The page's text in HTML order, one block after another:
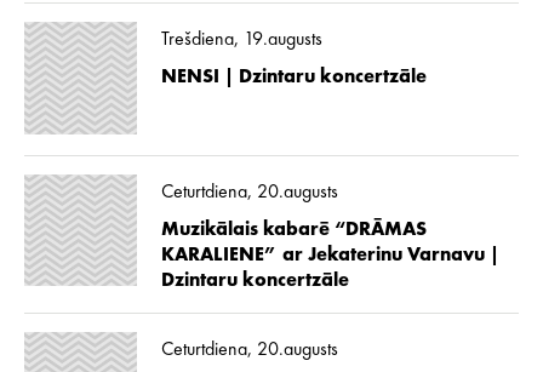
Trešdiena, 19.augusts
NENSI | Dzintaru koncertzāle
Ceturtdiena, 20.augusts
Muzikālais kabarē “DRĀMAS
KARALIENE” ar Jekaterinu Varnavu |
Dzintaru koncertzāle
Ceturtdiena, 20.augusts